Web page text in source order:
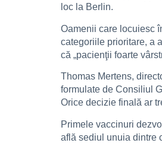
loc la Berlin.
Oamenii care locuiesc
categoriile prioritare, a
că „pacienţii foarte
Thomas Mertens,
formulate de Consiliul
Orice decizie finală ar
Primele vaccinuri
află sediul unuia dintre